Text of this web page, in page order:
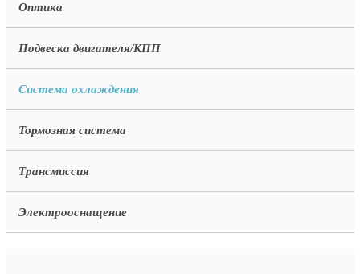
Оптика
Подвеска двигателя/КПП
Система охлаждения
Тормозная система
Трансмиссия
Электрооснащение